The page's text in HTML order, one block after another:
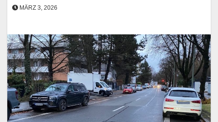
MÄRZ 3, 2026